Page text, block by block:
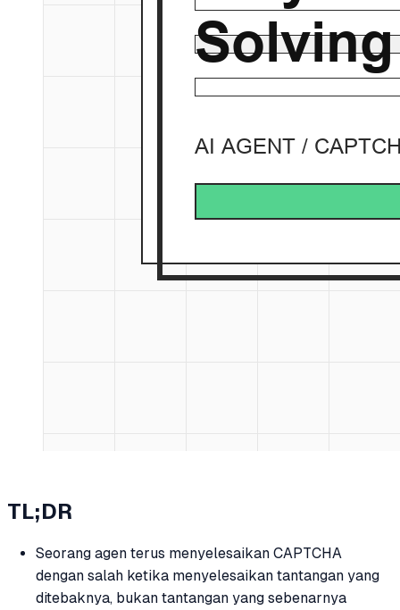
TL;DR
Seorang agen terus menyelesaikan CAPTCHA
dengan salah ketika menyelesaikan tantangan yang
ditebaknya, bukan tantangan yang sebenarnya